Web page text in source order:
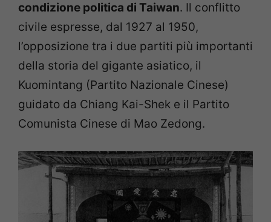
condizione politica di Taiwan. Il conflitto
civile espresse, dal 1927 al 1950,
l’opposizione tra i due partiti più importanti
della storia del gigante asiatico, il
Kuomintang (Partito Nazionale Cinese)
guidato da Chiang Kai-Shek e il Partito
Comunista Cinese di Mao Zedong.